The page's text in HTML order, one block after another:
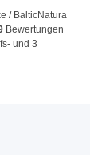
/ BalticNatura
Bewertungen
und 3